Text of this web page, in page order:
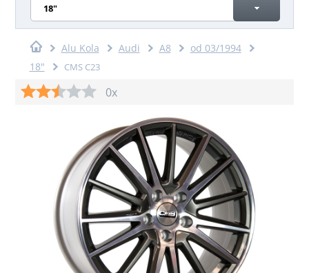
18"
Alu Kola Audi A8
od 03/1994
18"
CMS C23
0x